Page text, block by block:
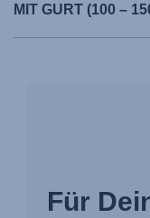
MIT GURT (100 –
Für